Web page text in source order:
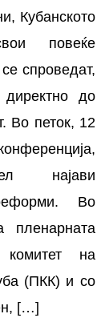
Кубанското
повеќе
спроведат,
до
Во петок, 12
најави
Во
пленарната
на
(ПКК) и со
[…]